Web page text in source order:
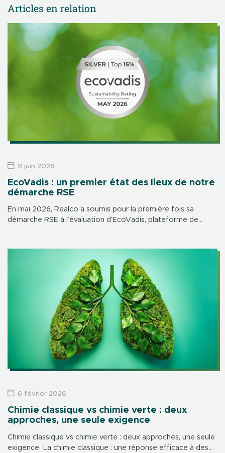
Articles en relation
EcoVadis : un premier état des lieux de notre
démarche RSE
En mai 2026, Realco a soumis pour la première fois sa
démarche RSE à l’évaluation d’EcoVadis, plateforme de
9 juin 2026
Chimie classique vs chimie verte : deux
approches, une seule exigence
Chimie classique vs chimie verte : deux approches, une seule
exigence La chimie classique : une réponse efficace à des
6 février 2026